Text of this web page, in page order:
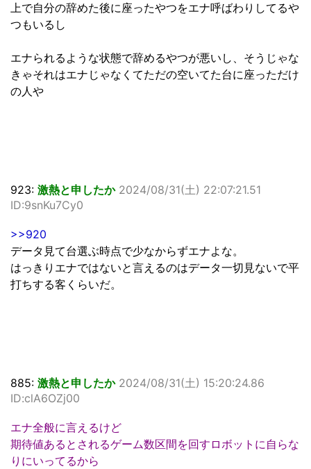
上で自分の辞めた後に座ったやつをエナ呼ばわりしてるや
つもいるし
エナられるような状態で辞めるやつが悪いし、そうじゃな
きゃそれはエナじゃなくてただの空いてた台に座っただけ
の人や
923: 激熱と申したか 2024/08/31(土) 22:07:21.51
ID:9snKu7Cy0
>>920
データ見て台選ぶ時点で少なからずエナよな。
はっきりエナではないと言えるのはデータ一切見ないで平
打ちする客くらいだ。
885: 激熱と申したか 2024/08/31(土) 15:20:24.86
ID:clA6OZj00
エナ全般に言えるけど
期待値あるとされるゲーム数区間を回すロボットに自らな
りにいってるから